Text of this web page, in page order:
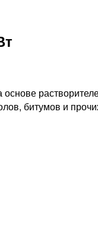
битумов и